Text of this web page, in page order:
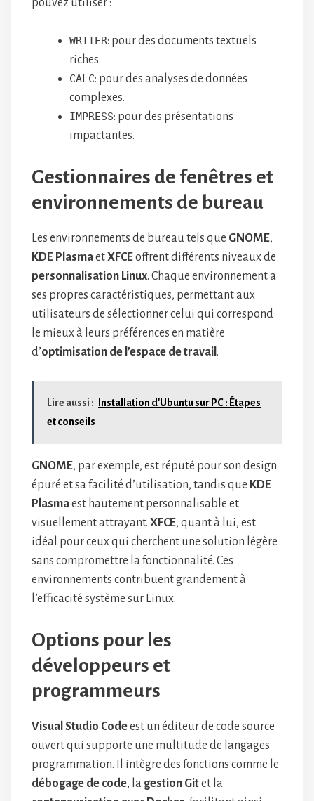
pouvez utiliser :
WRITER: pour des documents textuels
riches.
CALC: pour des analyses de données
complexes.
IMPRESS: pour des présentations
impactantes.
Gestionnaires de fenêtres et
environnements de bureau
Les environnements de bureau tels que GNOME,
KDE PlasmaetXFCEoffrent différents niveaux de
personnalisation Linux. Chaque environnement a
ses propres caractéristiques, permettant aux
utilisateurs de sélectionner celui qui correspond
le mieux à leurs préférences en matière
d’optimisation de l’espace de travail .
Lire aussi :
Installation d'Ubuntu sur PC : Étapes
et conseils
GNOME, par exemple, est réputé pour son design
épuré et sa facilité d’utilisation, tandis que KDE
Plasmaest hautement personnalisable et
visuellement attrayant. XFCE, quant à lui, est
idéal pour ceux qui cherchent une solution légère
sans compromettre la fonctionnalité. Ces
environnements contribuent grandement à
l’efficacité système sur Linux.
Options pour les
développeurs et
programmeurs
Visual Studio Codeest un éditeur de code source
ouvert qui supporte une multitude de langages
programmation. Il intègre des fonctions comme le
débogage de code, la gestion Gitet la